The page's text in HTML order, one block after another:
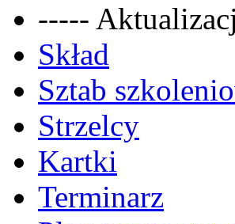
-----
Skład
Sztab
Strzelcy
Kartki
Terminarz